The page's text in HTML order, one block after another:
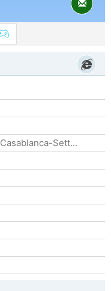
Casablanca-Sett...